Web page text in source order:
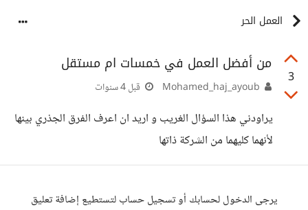
العمل الحر
3
من أفضل العمل في خمسات ام مستقل
قبل 4 سنوات
يراودني هذا السؤال الغريب و اريد ان اعرف الفرق الجذري بينها
لأنهما كليهما من الشركة ذاتها
يرجى الدخول لحسابك أو تسجيل حساب لتستطيع إضافة تعليق